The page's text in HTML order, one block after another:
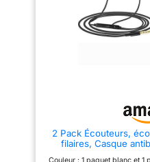
2 Pack Écouteurs,
filaires, Casque
Couleur : 1 paquet blanc et 1